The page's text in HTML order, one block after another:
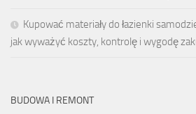
Kupować materiały do łazienki
jak wyważyć koszty, kontrolę i wygodę
BUDOWA I REMONT